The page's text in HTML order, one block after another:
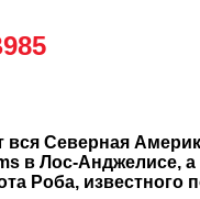
в Лос-Анджелисе, а